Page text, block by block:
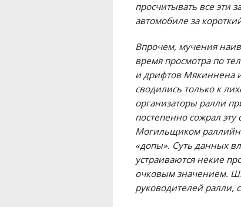
просчитывать все эти
автомобиле за
Впрочем, мучения
время просмотра по
и дрифтов Мякиннена
сводились только к
организаторы ралли
постепенно сожрал
Могильщиком
«допы». Суть данных
устраиваются некие
очковым значением.
руководителей ралли,